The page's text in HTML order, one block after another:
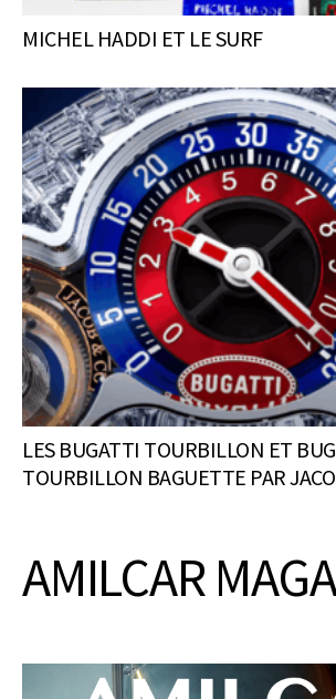
MICHEL HADDI ET LE SURF
LES BUGATTI TOURBILLON ET
TOURBILLON BAGUETTE PAR
AMILCAR